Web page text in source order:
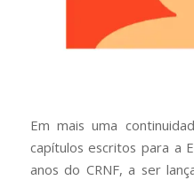
Em mais uma
capítulos escritos para a
anos do CRNF, a ser